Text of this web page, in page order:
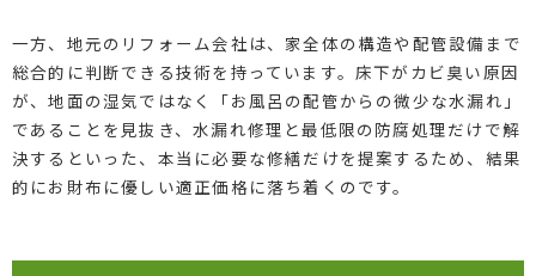
一方、地元のリフォーム会社は、家全体の構造や配管設備まで
総合的に判断できる技術を持っています。床下がカビ臭い原因
が、地面の湿気ではなく「お風呂の配管からの微少な水漏れ」
であることを見抜き、水漏れ修理と最低限の防腐処理だけで解
決するといった、本当に必要な修繕だけを提案するため、結果
的にお財布に優しい適正価格に落ち着くのです。